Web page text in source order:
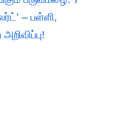
– பள்ளி,